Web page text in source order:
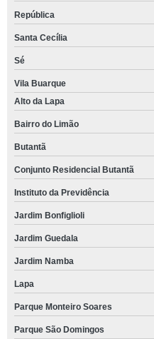
República
Santa Cecília
Sé
Vila Buarque
Alto da Lapa
Bairro do Limão
Butantã
Conjunto Residencial Butantã
Instituto da Previdência
Jardim Bonfiglioli
Jardim Guedala
Jardim Namba
Lapa
Parque Monteiro Soares
Parque São Domingos